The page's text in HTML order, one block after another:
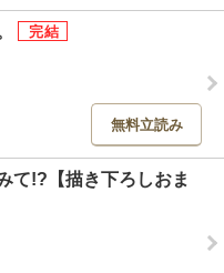
無料立読み
て!?【描き下ろしおま